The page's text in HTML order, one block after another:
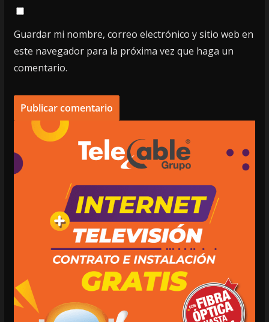
Guardar mi nombre, correo electrónico y sitio web en
este navegador para la próxima vez que haga un
comentario.